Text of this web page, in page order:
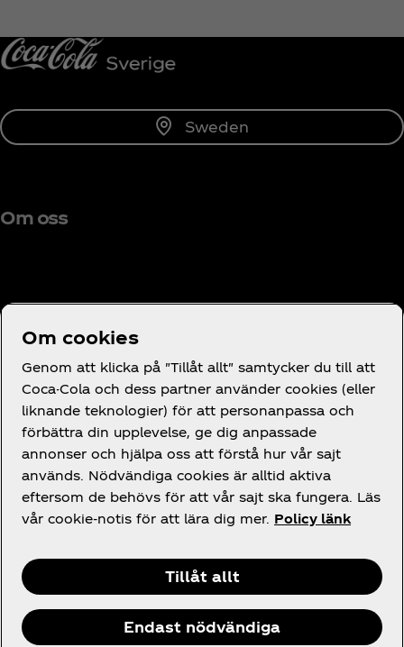
Sweden
Om oss
Behöver du hjälp?
Juridik
Om cookies
Genom att klicka på "Tillåt allt" samtycker du till att
Coca-Cola och dess partner använder cookies (eller
liknande teknologier) för att personanpassa och
förbättra din upplevelse, ge dig anpassade
annonser och hjälpa oss att förstå hur vår sajt
används. Nödvändiga cookies är alltid aktiva
eftersom de behövs för att vår sajt ska fungera. Läs
vår cookie-notis för att lära dig mer. Policy länk
Tillåt allt
Endast nödvändiga